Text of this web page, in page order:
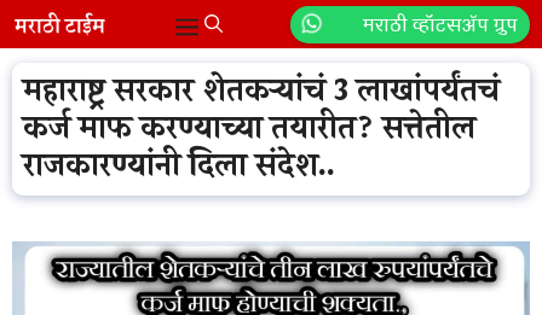
Skip
to
content
मराठी व्हॉटसॲप ग्रुप
Menu
महाराष्ट्र सरकार शेतकऱ्यांचं 3 लाखांपर्यंतचं
कर्ज माफ करण्याच्या तयारीत? सत्तेतील
राजकारण्यांनी दिला संदेश..